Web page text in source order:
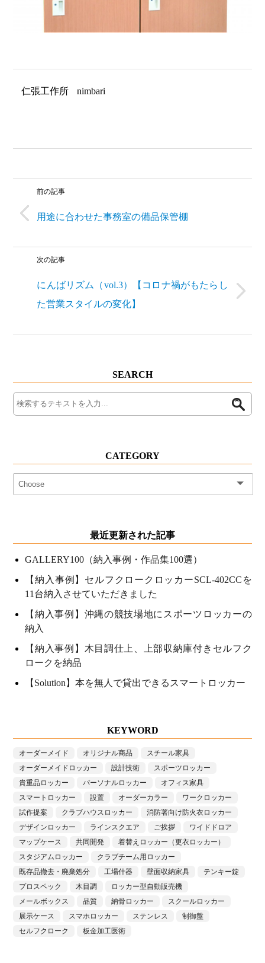
仁張工作所 nimbari
前の記事
用途に合わせた事務室の備品保管棚
次の記事
にんばリズム（vol.3）【コロナ禍がもたらし
た営業スタイルの変化】
SEARCH
CATEGORY
最近更新された記事
GALLERY100（納入事例・作品集100選）
【納入事例】セルフクロークロッカーSCL-402CCを
11台納入させていただきました
【納入事例】沖縄の競技場地にスポーツロッカーの
納入
【納入事例】木目調仕上、上部収納庫付きセルフク
ロークを納品
【Solution】本を無人で貸出できるスマートロッカー
KEYWORD
オーダーメイド オリジナル商品
スチール家具
オーダーメイドロッカー
設計技術
スポーツロッカー
貴重品ロッカー
パーソナルロッカー
オフィス家具
スマートロッカー
設置 オーダーカラー
ワークロッカー
試作提案
クラブハウスロッカー
消防署向け防火衣ロッカー
デザインロッカー
ラインスクエア ご挨拶
ワイドドロア
マップケース
共同開発
着替えロッカー（更衣ロッカー）
スタジアムロッカー
クラブチーム用ロッカー
既存品撤去・廃棄処分
工場什器 壁面収納家具
テンキー錠
プロスペック
木目調
ロッカー型自動販売機
メールボックス
品質 納骨ロッカー
スクールロッカー
展示ケース
スマホロッカー ステンレス
制御盤
セルフクローク
板金加工医術